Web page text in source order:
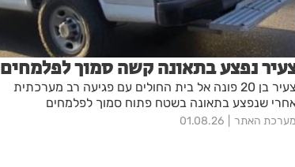
נפצע בתאונה קשה סמוך לפלמחים
צעיר בן 20 פונה אל בית החולים עם פגיעה רב מערכתית
שנפצע בתאונה בשטח פתוח סמוך לפלמחים
מערכת האתר 01.08.26